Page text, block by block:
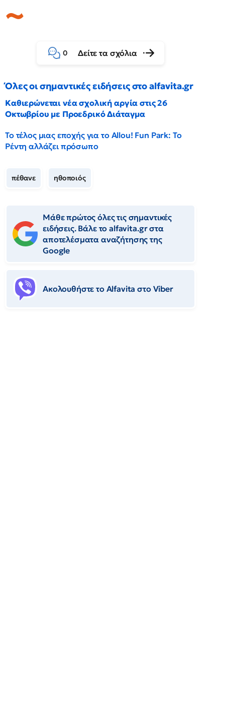
0 Δείτε τα σχόλια
Όλες οι σημαντικές ειδήσεις στο alfavita.gr
Καθιερώνεται νέα σχολική αργία στις 26
Οκτωβρίου με Προεδρικό Διάταγμα
Το τέλος μιας εποχής για το Allou! Fun Park: Το
Ρέντη αλλάζει πρόσωπο
πέθανε ηθοποιός
Μάθε πρώτος όλες τις σημαντικές
ειδήσεις. Βάλε το alfavita.gr στα
αποτελέσματα αναζήτησης της
Google
Ακολουθήστε το Αlfavita στο Viber